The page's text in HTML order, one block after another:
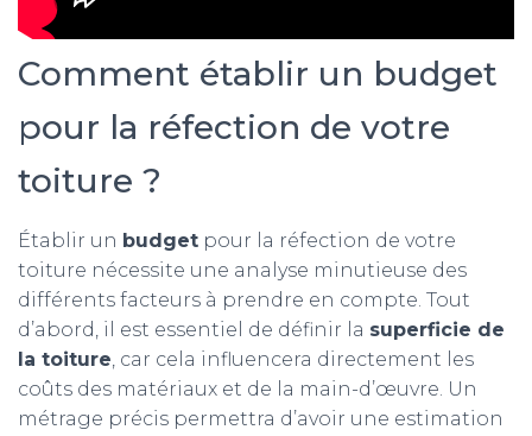
Comment établir un budget
pour la réfection de votre
toiture ?
Établir un budget pour la réfection de votre
toiture nécessite une analyse minutieuse des
différents facteurs à prendre en compte. Tout
d’abord, il est essentiel de définir la superficie de
la toiture, car cela influencera directement les
coûts des matériaux et de la main-d’œuvre. Un
métrage précis permettra d’avoir une estimation